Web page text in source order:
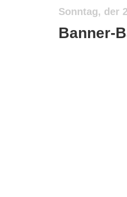
Sonntag, der
Banner-